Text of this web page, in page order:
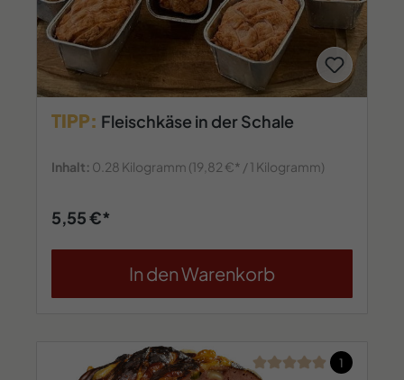
TIPP: Fleischkäse in der Schale
Inhalt: 0.28 Kilogramm (19,82 €* / 1 Kilogramm)
5,55 €*
In den Warenkorb
Durchschnittliche
1